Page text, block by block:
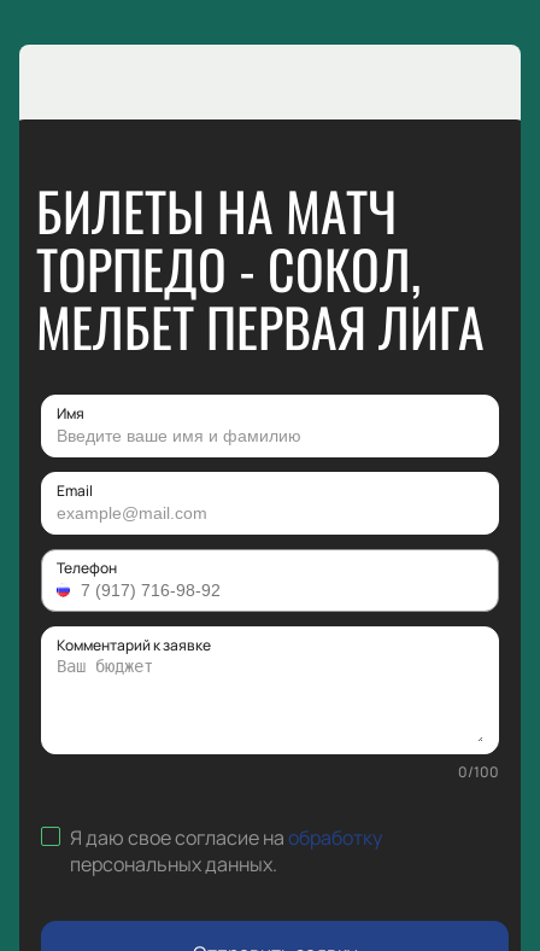
БИЛЕТЫ НА МАТЧ
ТОРПЕДО - СОКОЛ,
МЕЛБЕТ ПЕРВАЯ ЛИГА
Имя
Email
Телефон
Комментарий к заявке
0/100
Я даю свое согласие наобработку
персональных данных.